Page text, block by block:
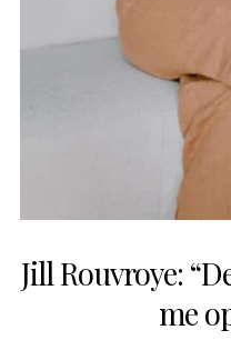
Jill Rouvroye:
me